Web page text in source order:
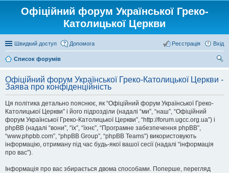
Офіційний форум Української Греко-
Католицької Церкви
Швидкий доступ Допомога Вхід
Реєстрація
Список форумів
Офіційний форум Української Греко-Католицької Церкви -
Заява про конфіденційність
Ця політика детально пояснює, як “Офіційний форум Української Греко-
Католицької Церкви” і його підрозділи (надалі “ми”, “наш”, “Офіційний
форум Української Греко-Католицької Церкви”, “http://forum.ugcc.org.ua”) і
phpBB (надалі “вони”, “їх”, “їхнє”, “Програмне забезпечення phpBB”,
“www.phpbb.com”, “phpBB Group”, “phpBB Teams”) використовують
інформацію, отриману під час будь-якої вашої сесії (надалі “інформація
про вас”).
Інформація про вас збирається двома способами. Поперше, перегляд